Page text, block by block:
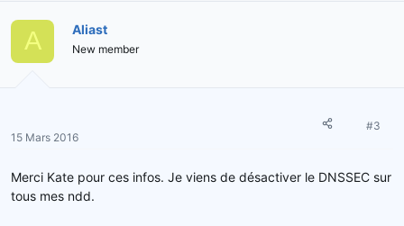
A Aliast
New member
15 Mars 2016
#3
Merci Kate pour ces infos. Je viens de désactiver le DNSSEC sur
tous mes ndd.